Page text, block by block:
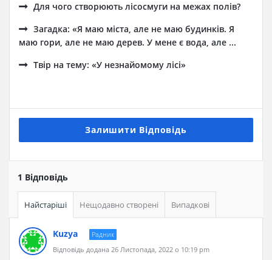
Для чого створюють лісосмуги на межах полів?
Загадка: «Я маю міста, але не маю будинків. Я
маю гори, але не маю дерев. У мене є вода, але ...
Твір на тему: «У незнайомому лісі»
Залишити Відповідь
1 Відповідь
Найстаріші Нещодавно створені Випадкові
Kuzya
Радник
Відповідь додана 26 Листопада, 2022 о 10:19 pm